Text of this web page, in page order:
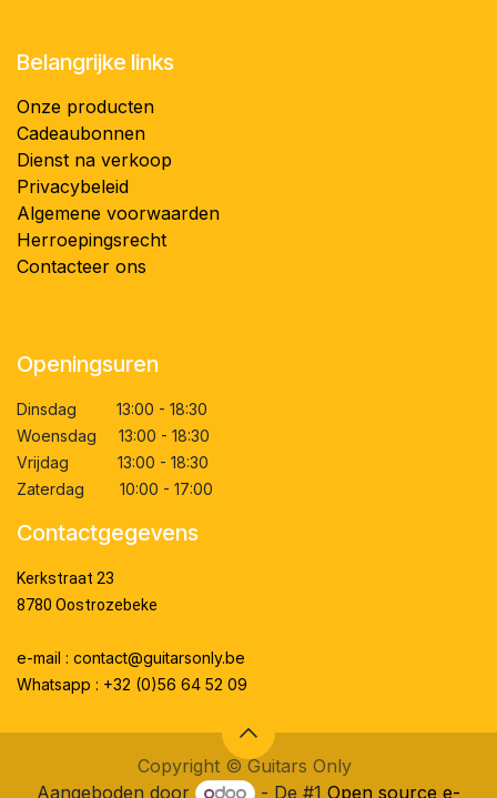
Belangrijke links
Onze producten
Cadeaubonnen
Dienst na verkoop
Privacybeleid
Algemene voorwaarden
Herroepingsrecht
Contacteer ons
Openingsuren
Dinsdag 13:00 - 18:30
Woensdag 13:00 - 18:30
Vrijdag 13:00 - 18:30
Zaterdag 10:00 - 17:00
Contactgegevens
Kerkstraat 23
8780 Oostrozebeke
e-mail : contact@guitarsonly.be
Whatsapp : +32 (0)56 64 52 09
Copyright ©Guitars Only
Aangeboden door
- De #1Open source e-